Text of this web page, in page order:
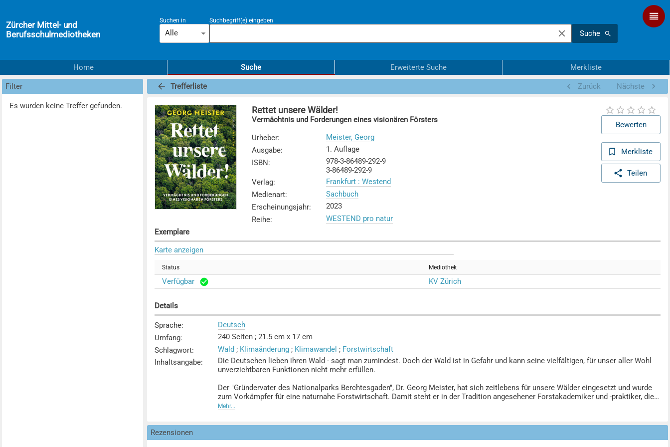
Zürcher Mittel- und
Berufsschulmediotheken
Suchen in
Alle
Suchbegriff(e) eingeben
Suche
Home Suche Erweiterte Suche Merkliste
Filter
Es wurden keine Treffer gefunden.
Trefferliste Zurück Nächste
Rettet unsere Wälder!
Vermächtnis und Forderungen eines visionären Försters
Urheber:
Meister, Georg
Ausgabe:
1. Auflage
ISBN:
978-3-86489-292-9
3-86489-292-9
Verlag:
Frankfurt : Westend
Medienart:
Sachbuch
Erscheinungsjahr:
2023
Reihe: WESTEND pro natur
Bewerten
Merkliste
Teilen
Exemplare
Karte anzeigen
Status Mediothek
Verfügbar KV Zürich
Details
Sprache:
Deutsch
Umfang:
240 Seiten ; 21.5 cm x 17 cm
Schlagwort: Wald ; Klimaänderung; Klimawandel ; Forstwirtschaft
Inhaltsangabe:
Die Deutschen lieben ihren Wald - sagt man zumindest. Doch der Wald ist in Gefahr und kann seine vielfältigen, für unser aller Wohl
unverzichtbaren Funktionen nicht mehr erfüllen.
Der "Gründervater des Nationalparks Berchtesgaden", Dr. Georg Meister, hat sich zeitlebens für unsere Wälder eingesetzt und wurde
zum Vorkämpfer für eine naturnahe Forstwirtschaft. Damit steht er in der Tradition angesehener Forstakademiker und -praktiker, die
seit über 100 Jahren den nachhaltigen Umbau der Wälder fordern. Doch dieser scheitert an dem unheilvollen Zusammenschluss einer
Interessengruppe betrieben wird.
Die Folge: veraltete Anbauformen und riesige Monokulturen, die anfällig sind für Windwurf, Borkenkäfer und die grosse
Mehr...
Rezensionen